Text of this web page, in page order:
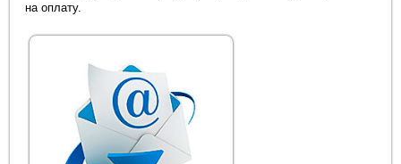
на оплату.